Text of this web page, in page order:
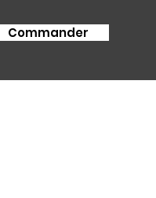
Commander